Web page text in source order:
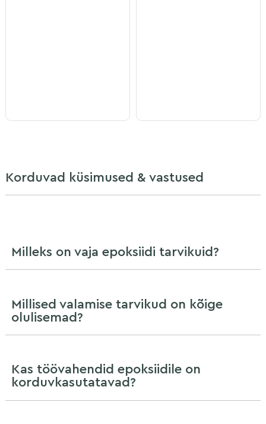
Korduvad küsimused & vastused
Milleks on vaja epoksiidi tarvikuid?
Millised valamise tarvikud on kõige
olulisemad?
Kas töövahendid epoksiidile on
korduvkasutatavad?